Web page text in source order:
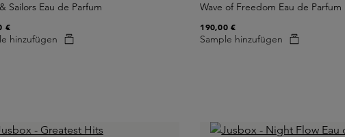
Sailors Eau de Parfum
hinzufügen
€
Wave of Freedom Eau de Parfum
Sample hinzufügen
190,00 €